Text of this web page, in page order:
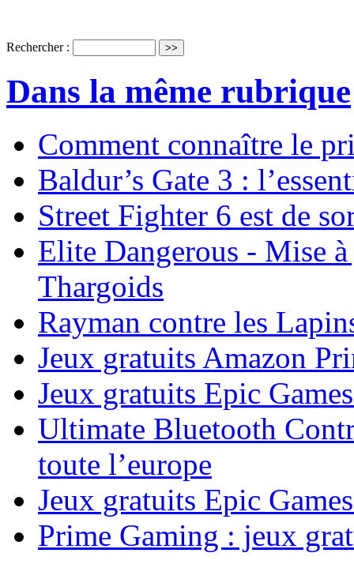
Rechercher :
Dans la même rubrique
Comment connaître le
Baldur’s Gate 3 :
Street Fighter 6 est de
Elite Dangerous - Mise
Thargoids
Rayman contre les
Jeux gratuits Amazon
Jeux gratuits Epic
Ultimate Bluetooth
toute l’europe
Jeux gratuits Epic
Prime Gaming : jeux